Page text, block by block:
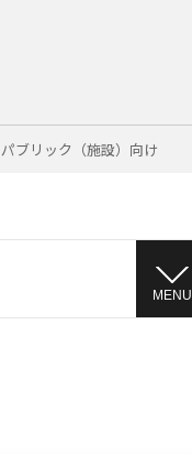
パブリック（施設）向け
MENU